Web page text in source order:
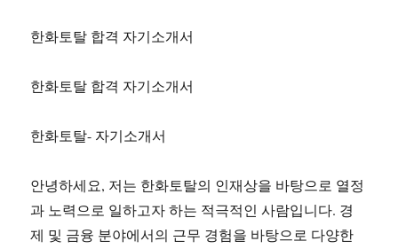
한화토탈 합격 자기소개서
한화토탈 합격 자기소개서
한화토탈- 자기소개서
안녕하세요, 저는 한화토탈의 인재상을 바탕으로 열정
과 노력으로 일하고자 하는 적극적인 사람입니다. 경
제 및 금융 분야에서의 근무 경험을 바탕으로 다양한